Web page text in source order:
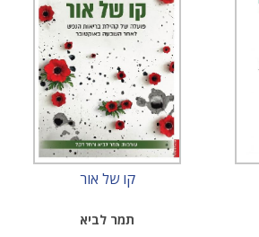
קו של אור
תמר לביא